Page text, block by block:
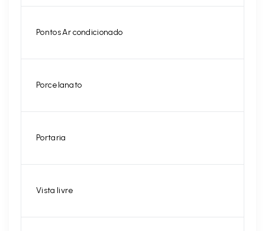
Pontos Ar condicionado
Porcelanato
Portaria
Vista livre